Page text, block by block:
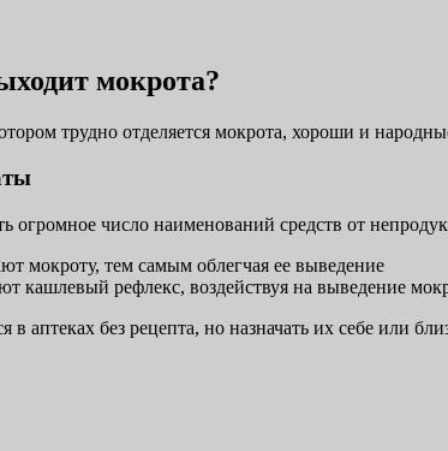
мокрота?
трудно отделяется мокрота, хороши и
огромное число наименований средств от
мокроту, тем самым облегчая ее выведение
кашлевый рефлекс, воздействуя на выведение
в аптеках без рецепта, но назначать их себе или